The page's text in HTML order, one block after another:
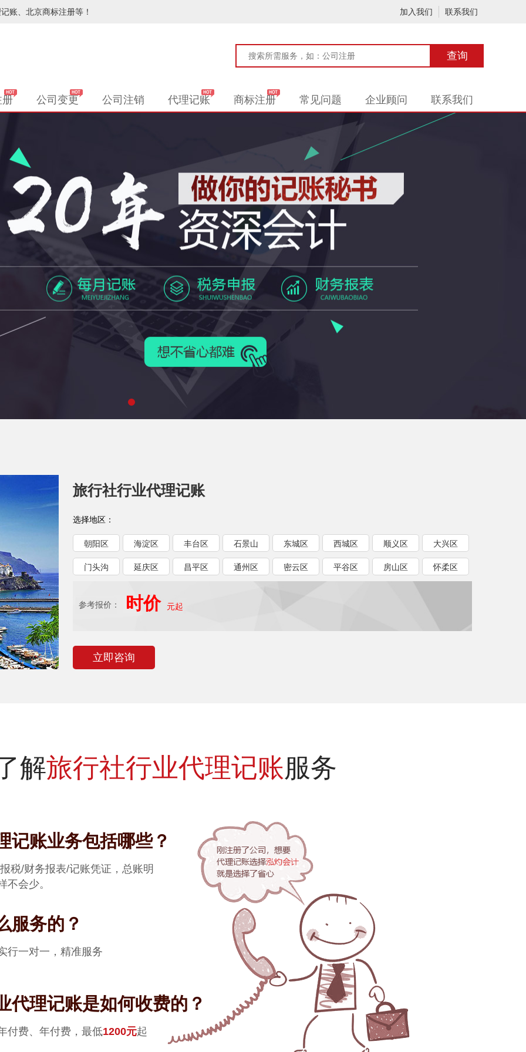
账、北京商标注册等！ 加入我们 联系我们
查询
册 公司变更 公司注销 代理记账 商标注册 常见问题 企业顾问 联系我们
旅行社行业代理记账
选择地区：
朝阳区 海淀区 丰台区 石景山 东城区 西城区 顺义区 大兴区
门头沟 延庆区 昌平区 通州区 密云区 平谷区 房山区 怀柔区
参考报价： 时价 元起
立即咨询
解旅行社行业代理记账服务
记账业务包括哪些？
税/财务报表/记账凭证，总账明
不会少。
服务的？
行一对一，精准服务
代理记账是如何收费的？
付费、年付费，最低1200元起